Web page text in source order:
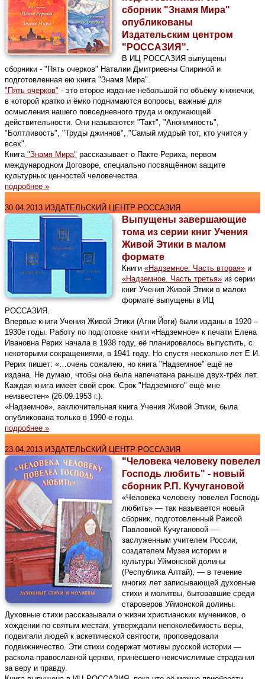
сборник "Знамя Мира"
опубликованы
Издательским центром
"РОССАЗИЯ".
В ИЦ РОССАЗИЯ выпущены
сборники - "Пять очерков" Наталии Дмитриевны Спириной и
подготовленная ею книга "Знамя Мира".
"Пять очерков" - это второе издание небольшой по объёму книжечки,
в которой кратко и ёмко поднимаются вопросы, важные для
осмысления нашего повседневного труда и окружающей
действительности. Они называются "Такт", "Анонимность",
"Болтливость", "Труды джиннов", "Самый мудрый тот, кто учится у
всех".
Книга "Знамя Мира" рассказывает о Пакте Рериха, первом
международном Договоре, специально посвящённом защите
культурных ценностей человечества.
подробнее »
30.04.2013 ИЗДАТЕЛЬСКИЙ ЦЕНТР РОССАЗИЯ
Выпущены завершающие
тома из серии книг Учения
Живой Этики в малом
формате
Книги «Надземное. Часть вторая» и
«Надземное. Часть третья» из серии
книг Учения Живой Этики в малом
формате выпущены в ИЦ
РОССАЗИЯ.
Впервые книги Учения Живой Этики (Агни Йоги) были изданы в 1920 –
1930­е годы. Работу по подготовке книги «Надземное» к печати Елена
Ивановна Рерих начала в 1938 году, её планировалось выпустить, с
некоторыми сокращениями, в 1941 году. Но спустя несколько лет Е.И.
Рерих пишет: «…очень сожалею, но книга "Надземное" ещё не
издана. Не думаю, чтобы она была напечатана раньше двух-­трёх лет.
Каждая книга имеет свой срок. Срок "Надземного" ещё мне
неизвестен» (26.09.1953 г.).
«Надземное», заключительная книга Учения Живой Этики, была
опубликована только в 1990-е годы.
подробнее »
23.04.2013 ИЗДАТЕЛЬСКИЙ ЦЕНТР РОССАЗИЯ
"Человека человеку повелел
Господь любить" - новый
сборник Р.П. Кучугановой
«Человека человеку повелел Господь
любить» — так называется новый
сборник, подготовленный Раисой
Павловной Кучугановой —
заслуженным учителем России,
создателем Музея истории и
культуры Уймонской долины
(Республика Алтай), — в течение
многих лет записывающей духовные
стихи и молитвы, бытовавшие среди
староверов Уймонской долины.
Духовные стихи рассказывали о жизни христианских мучеников, о
хождении по святым местам, утверждали непоколебимость веры,
подвигали людей к аскетической святости, проповедовали
подвижничество. Эти стихи содержат мотивы русской истории —
раскола православной церкви, принёсшего неисчислимые страдания
за веру и правду.